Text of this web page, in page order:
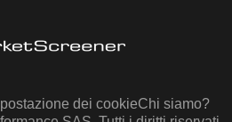
dei cookieChi siamo?